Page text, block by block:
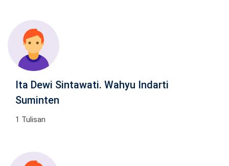
Ita Dewi Sintawati. Wahyu Indarti
Suminten
1 Tulisan